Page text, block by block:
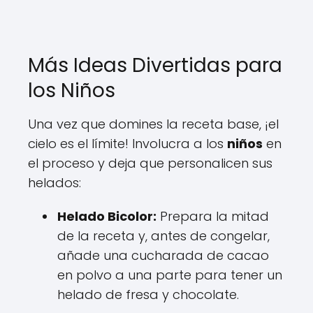
Más Ideas Divertidas para
los Niños
Una vez que domines la receta base, ¡el
cielo es el límite! Involucra a los niños en
el proceso y deja que personalicen sus
helados:
Helado Bicolor: Prepara la mitad
de la receta y, antes de congelar,
añade una cucharada de cacao
en polvo a una parte para tener un
helado de fresa y chocolate.